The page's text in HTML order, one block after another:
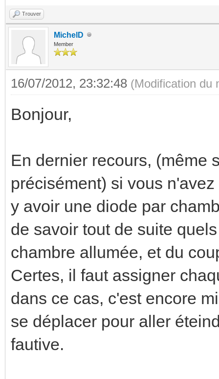
Trouver
MichelD
Member
16/07/2012, 23:32:48 (Modification du
Bonjour,
En dernier recours, (même
précisément) si vous
y avoir une diode par
de savoir tout de suite
chambre allumée, et du
Certes, il faut assigner
dans ce cas, c'est encore
se déplacer pour aller
fautive.